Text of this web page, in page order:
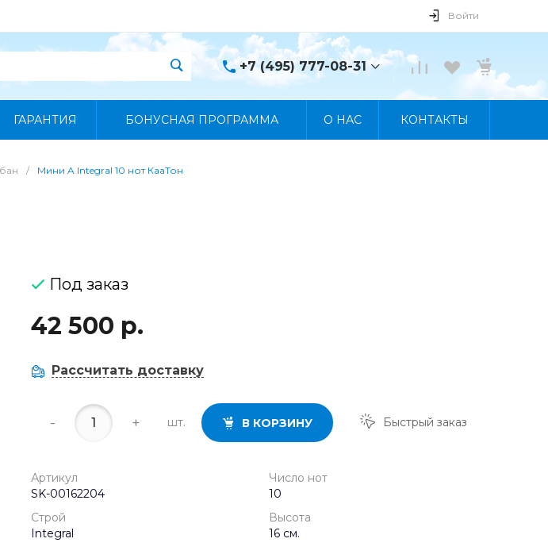
Войти
+7 (495) 777-08-31
+7 (495) 777-08-31
ГАРАНТИЯ БОНУСНАЯ ПРОГРАММА О НАС КОНТАКТЫ
/ Мини A Integral 10 нот КааТон
Под заказ
42 500 р.
Рассчитать доставку
- + шт. В КОРЗИНУ Быстрый заказ
Артикул
SK-00162204
Число нот
10
Строй
Integral
Высота
16 см.